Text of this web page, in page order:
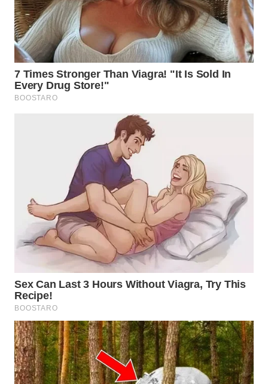
WN
CIANJUR
WN
KEPULAUAN
SERIBU
WN
CIREBON
WN
INDRAMAYU
WN
KUNINGAN
WN
MAJALENGKA
WN